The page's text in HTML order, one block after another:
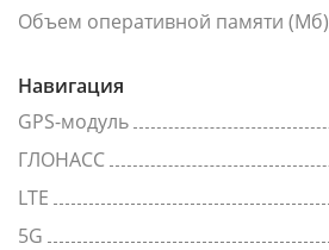
Объем оперативной памяти (Мб)
Навигация
GPS-модуль
ГЛОНАСС
LTE
5G